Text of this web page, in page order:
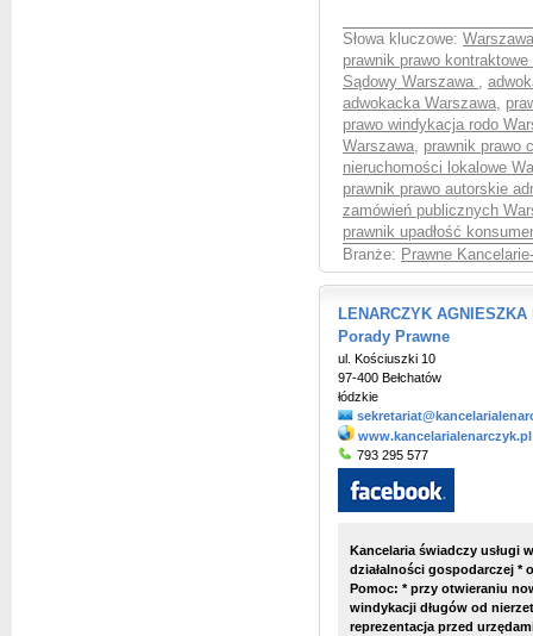
Słowa kluczowe:
prawnik prawo kontraktowe
Sądowy Warszawa ,
adwokacka Warszawa,
prawo windykacja rodo
Warszawa, prawnik prawo
nieruchomości lokalowe
prawnik prawo autorskie
zamówień publicznych
prawnik upadłość
Branże: Prawne
LENARCZYK
Porady Prawne
ul. Kościuszki 10
97-400 Bełchatów
łódzkie
www.kancelarialenarczyk.pl
793 295 577
Kancelaria świadczy usługi
działalności gospodarczej *
Pomoc: * przy otwieraniu
windykacji długów od
reprezentacja przed